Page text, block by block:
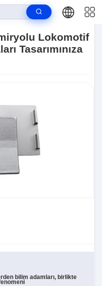
Tasarımınıza GöreLokomotif
Tasarımınıza
bilim adamları, birlikte